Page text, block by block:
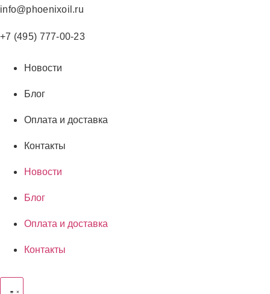
Перейти
содержимому
info@phoenixoil.ru
+7 (495) 777-00-23
Новости
Блог
Оплата и доставка
Контакты
Новости
Блог
Оплата и доставка
Контакты